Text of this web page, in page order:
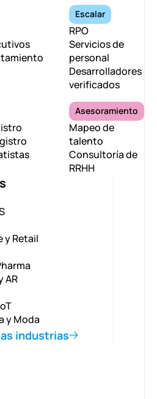
Escalar
RPO
Servicios de
personal
Desarrolladores
verificados
Asesoramiento
Mapeo de
talento
Consultoría de
RRHH
y Retail
AR
y Moda
industrias